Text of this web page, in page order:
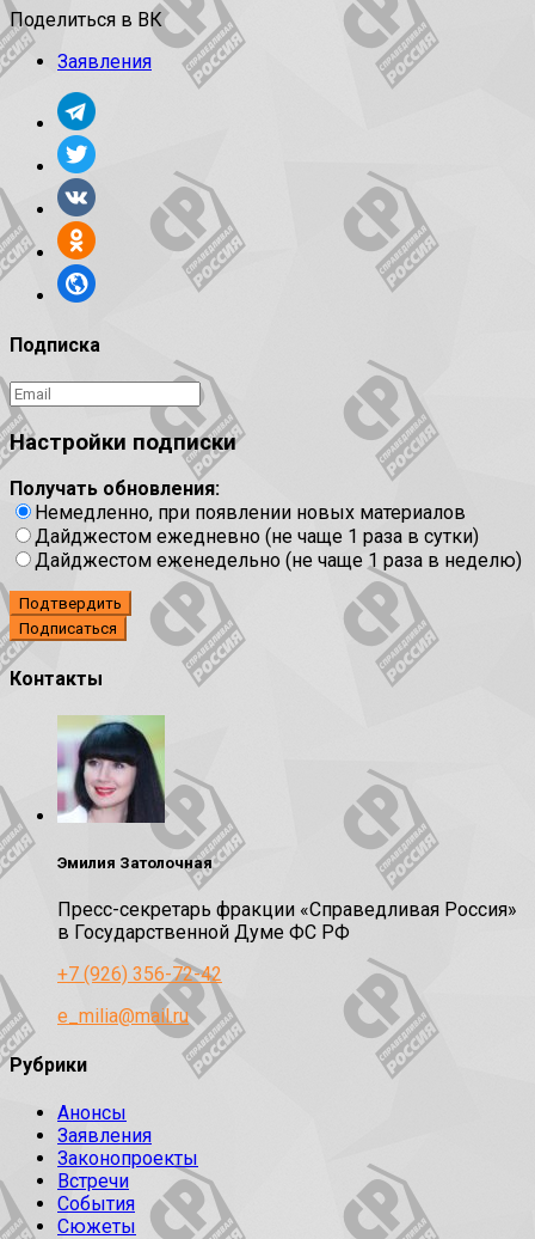
Поделиться в ВК
Заявления
Подписка
Настройки подписки
Получать обновления:
Немедленно, при появлении новых материалов
Дайджестом ежедневно (не чаще 1 раза в сутки)
Дайджестом еженедельно (не чаще 1 раза в неделю)
Подтвердить
Контакты
Эмилия Затолочная
Пресс-секретарь фракции «Справедливая Россия»
в Государственной Думе ФС РФ
+7 (926) 356-72-42
e_milia@mail.ru
Рубрики
Анонсы
Заявления
Законопроекты
Встречи
События
Сюжеты